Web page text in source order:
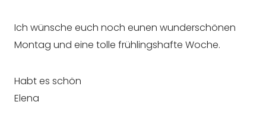
Ich wünsche euch noch eunen wunderschönen
Montag und eine tolle frühlingshafte Woche.
Habt es schön
Elena